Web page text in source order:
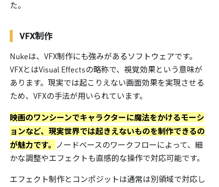
た。
VFX制作
Nukeは、VFX制作にも強みがあるソフトウェアです。
VFXとはVisual Effectsの略称で、視覚効果という意味が
あります。現実では起こりえない画面効果を実現させる
ため、VFXの手法が用いられています。
映画のワンシーンでキャラクターに魔法をかけるモーシ
ョンなど、現実世界では起きえないものを制作できるの
が魅力です。 ノードベースのワークフローによって、細
かな調整やエフェクトも直感的な操作で対応可能です。
エフェクト制作とコンポジットは通常は別領域で対応し